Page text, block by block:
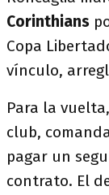
Corinthians
Copa
vínculo,
Para la
club,
pagar un
contrato. El